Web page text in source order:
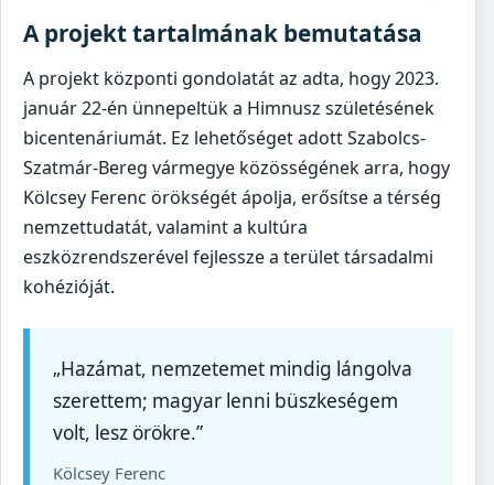
A projekt tartalmának bemutatása
A projekt központi gondolatát az adta, hogy 2023.
január 22-én ünnepeltük a Himnusz születésének
bicentenáriumát. Ez lehetőséget adott Szabolcs-
Szatmár-Bereg vármegye közösségének arra, hogy
Kölcsey Ferenc örökségét ápolja, erősítse a térség
nemzettudatát, valamint a kultúra
eszközrendszerével fejlessze a terület társadalmi
kohézióját.
„Hazámat, nemzetemet mindig lángolva
szerettem; magyar lenni büszkeségem
volt, lesz örökre.”
Kölcsey Ferenc